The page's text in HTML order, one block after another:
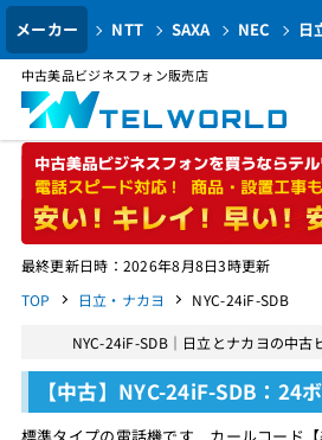
メーカー NTT SAXA NEC 日
中古美品ビジネスフォン販売店
最終更新日時：2026年8月8日3時更新
TOP
日立・ナカヨ NYC-24iF-SDB
NYC-24iF-SDB｜日立とナカヨの中古
【中古】NYC-24iF-SDB：24